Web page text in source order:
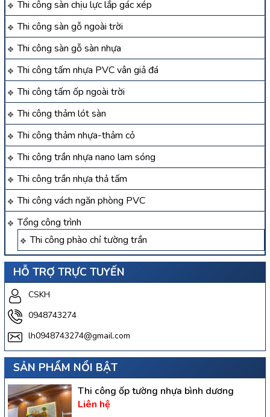
Thi công sàn chịu lực lắp gác xép
Thi công sàn gỗ ngoài trời
Thi công sàn gỗ sàn nhựa
Thi công tấm nhựa PVC vân giả đá
Thi công tấm ốp ngoài trời
Thi công thảm lót sàn
Thi công thảm nhựa-thảm cỏ
Thi công trần nhựa nano lam sóng
Thi công trần nhựa thả tấm
Thi công vách ngăn phòng PVC
Tổng công trình
Thi công phào chỉ tường trần
HỖ TRỢ TRỰC TUYẾN
CSKH
0948743274
lh0948743274@gmail.com
SẢN PHẨM NỔI BẬT
Thi công ốp tường nhựa bình dương
Liên hệ